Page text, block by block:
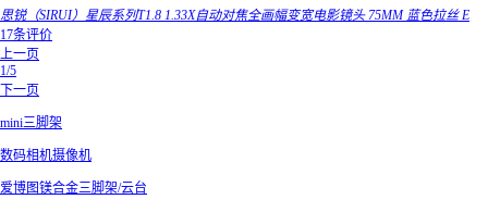
思锐（SIRUI）星辰系列T1.8 1.33X自动对焦全画幅变宽电影镜头 75MM 蓝色拉丝 E
17条评价
上一页
1/5
下一页
mini三脚架
数码相机摄像机
爱博图镁合金三脚架/云台